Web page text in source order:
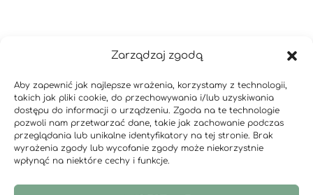
Zarządzaj zgodą
Aby zapewnić jak najlepsze wrażenia, korzystamy z technologii,
takich jak pliki cookie, do przechowywania i/lub uzyskiwania
dostępu do informacji o urządzeniu. Zgoda na te technologie
pozwoli nam przetwarzać dane, takie jak zachowanie podczas
przeglądania lub unikalne identyfikatory na tej stronie. Brak
wyrażenia zgody lub wycofanie zgody może niekorzystnie
wpłynąć na niektóre cechy i funkcje.
Redirection Yoast SEO
© Kurs Wordpress 2024